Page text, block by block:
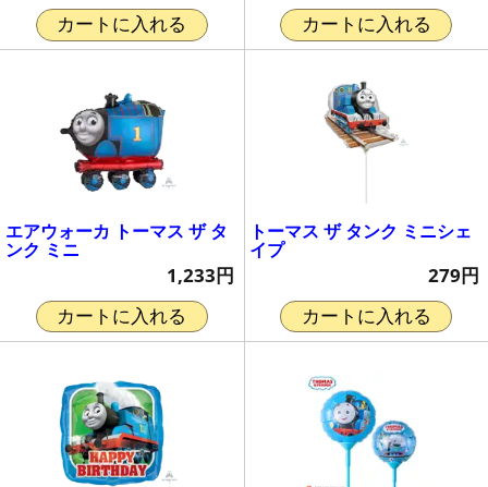
カートに入れる カートに入れる
エアウォーカ トーマス ザ タ
ンク ミニ
1,233円
カートに入れる
トーマス ザ タンク ミニシェ
イプ
279円
カートに入れる